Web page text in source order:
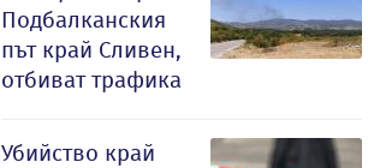
Подбалканския
път край Сливен,
отбиват трафика
Убийство край